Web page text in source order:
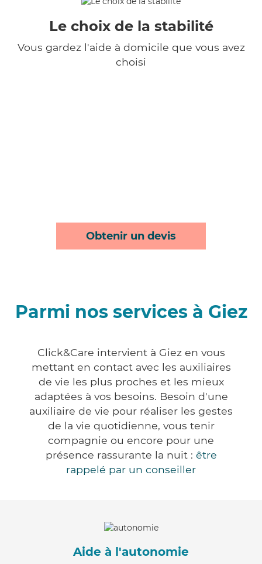
Le choix de la stabilité
Vous gardez l'aide à domicile que vous avez
choisi
Obtenir un devis
Parmi nos services à Giez
Click&Care intervient à Giez en vous
mettant en contact avec les auxiliaires
de vie les plus proches et les mieux
adaptées à vos besoins. Besoin d'une
auxiliaire de vie pour réaliser les gestes
de la vie quotidienne, vous tenir
compagnie ou encore pour une
présence rassurante la nuit : être
rappelé par un conseiller
Aide à l'autonomie